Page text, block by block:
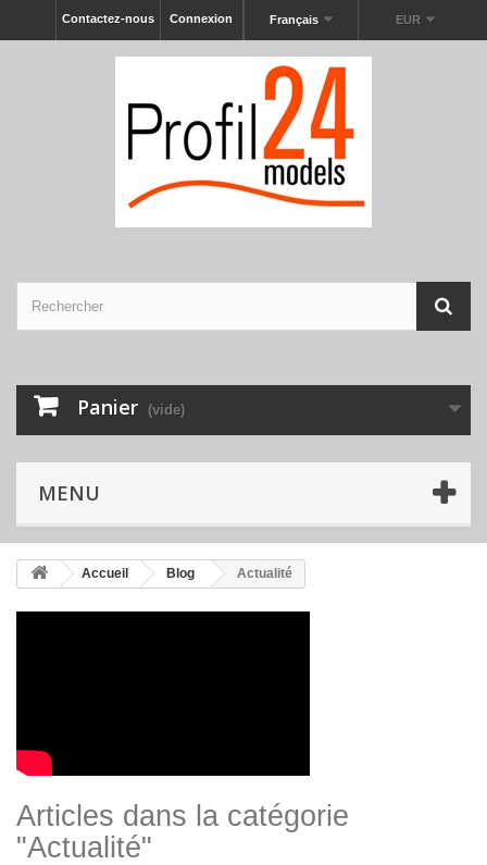
EUR
Français
Connexion
Contactez-nous
Panier (vide)
MENU
Accueil Blog Actualité
Articles dans la catégorie
"Actualité"